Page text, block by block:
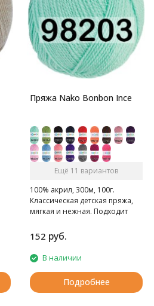
Пряжа Nako Bonbon Ince
Ещё 11 вариантов
100% акрил, 300м, 100г.
Классическая детская пряжа,
мягкая и нежная. Подходит
152 руб.
В наличии
Подробнее